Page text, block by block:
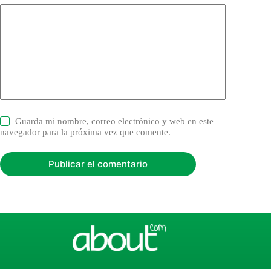
Guarda mi nombre, correo electrónico y web en este
navegador para la próxima vez que comente.
Publicar el comentario